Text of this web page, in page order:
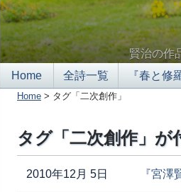
賢治の作
Home
全詩一覧 『春と修
Home > タグ「二次創作」
タグ「二次創作」が
2010年12月 5日 『宮